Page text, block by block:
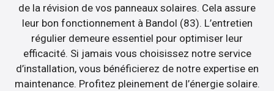
de la révision de vos panneaux solaires. Cela assure
leur bon fonctionnement à Bandol (83). L’entretien
régulier demeure essentiel pour optimiser leur
efficacité. Si jamais vous choisissez notre service
d’installation, vous bénéficierez de notre expertise en
maintenance. Profitez pleinement de l’énergie solaire.